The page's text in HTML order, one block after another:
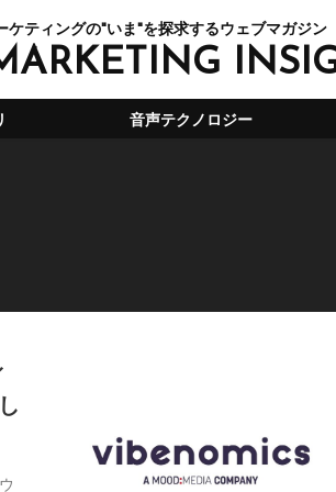
ケティングの"いま"を探求するウェブマガジン
音声テクノロジー